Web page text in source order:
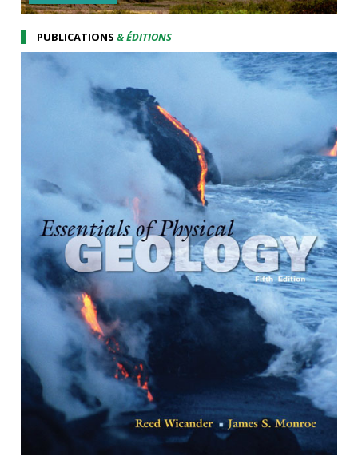
PUBLICATIONS& ÉDITIONS